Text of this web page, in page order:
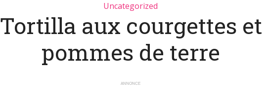
Uncategorized
Tortilla aux courgettes et
pommes de terre
ANNONCE